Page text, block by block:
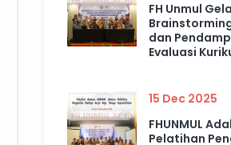
FH Unmul
Brainstorming
dan
Evaluasi
15 Dec 2025
FHUNMUL
Pelatihan